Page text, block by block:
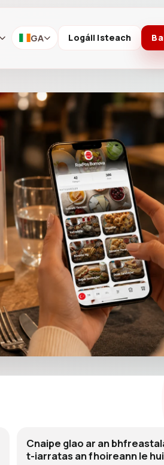
GA Logáil Isteach
Cnaipe glao ar an
t-iarratas an fhoireann le